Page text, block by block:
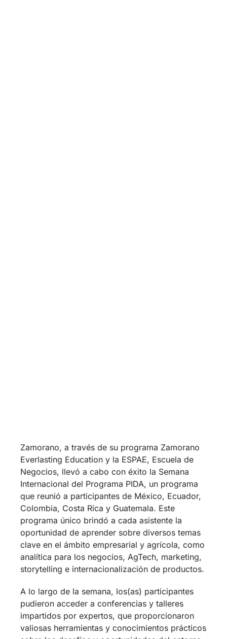
Zamorano, a través de su programa Zamorano
Everlasting Education y la ESPAE, Escuela de
Negocios, llevó a cabo con éxito la Semana
Internacional del Programa PIDA, un programa
que reunió a participantes de México, Ecuador,
Colombia, Costa Rica y Guatemala. Este
programa único brindó a cada asistente la
oportunidad de aprender sobre diversos temas
clave en el ámbito empresarial y agrícola, como
analítica para los negocios, AgTech, marketing,
storytelling e internacionalización de productos.
A lo largo de la semana, los(as) participantes
pudieron acceder a conferencias y talleres
impartidos por expertos, que proporcionaron
valiosas herramientas y conocimientos prácticos